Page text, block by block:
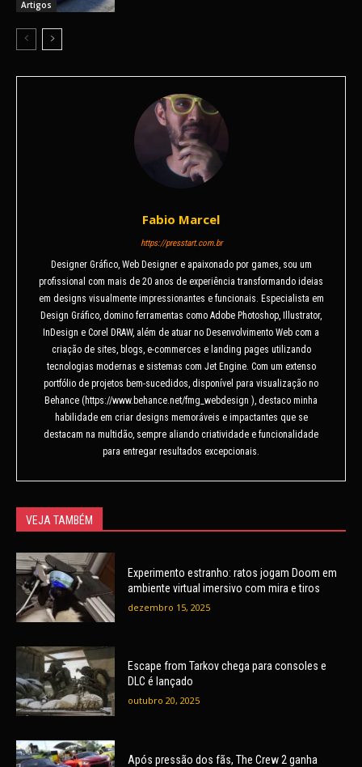
Artigos
Fabio Marcel
https://presstart.com.br
Designer Gráfico, Web Designer e apaixonado por games, sou um
profissional com mais de 20 anos de experiência transformando ideias
em designs visualmente impressionantes e funcionais. Especialista em
Design Gráfico, domino ferramentas como Adobe Photoshop, Illustrator,
InDesign e Corel DRAW, além de atuar no Desenvolvimento Web com a
criação de sites, blogs, e-commerces e landing pages utilizando
tecnologias modernas e sistemas com Jet Engine. Com um extenso
portfólio de projetos bem-sucedidos, disponível para visualização no
Behance (https://www.behance.net/fmg_webdesign ), destaco minha
habilidade em criar designs memoráveis e impactantes que se
destacam na multidão, sempre aliando criatividade e funcionalidade
para entregar resultados excepcionais.
VEJA TAMBÉM
Experimento estranho: ratos jogam Doom em
ambiente virtual imersivo com mira e tiros
dezembro 15, 2025
Escape from Tarkov chega para consoles e
DLC é lançado
outubro 20, 2025
Após pressão dos fãs, The Crew 2 ganha